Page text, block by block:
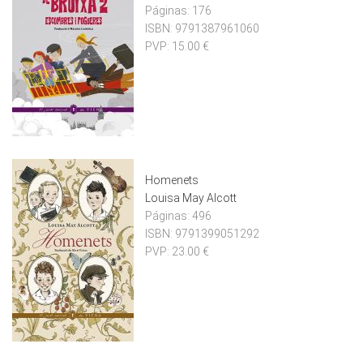
Páginas: 176
ISBN: 9791387961060
PVP: 15.00 €
Homenets
Louisa May Alcott
Páginas: 496
ISBN: 9791399051292
PVP: 23.00 €